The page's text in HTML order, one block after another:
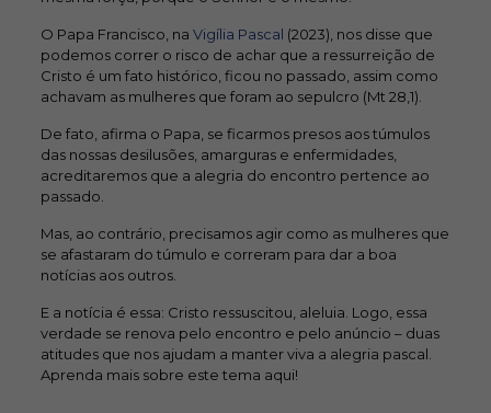
O Papa Francisco, na Vigília Pascal (2023), nos disse que
podemos correr o risco de achar que a ressurreição de
Cristo é um fato histórico, ficou no passado, assim como
achavam as mulheres que foram ao sepulcro (Mt 28,1).
De fato, afirma o Papa, se ficarmos presos aos túmulos
das nossas desilusões, amarguras e enfermidades,
acreditaremos que a alegria do encontro pertence ao
passado.
Mas, ao contrário, precisamos agir como as mulheres que
se afastaram do túmulo e correram para dar a boa
notícias aos outros.
E a notícia é essa: Cristo ressuscitou, aleluia. Logo, essa
verdade se renova pelo encontro e pelo anúncio – duas
atitudes que nos ajudam a manter viva a alegria pascal.
Aprenda mais sobre este tema aqui!